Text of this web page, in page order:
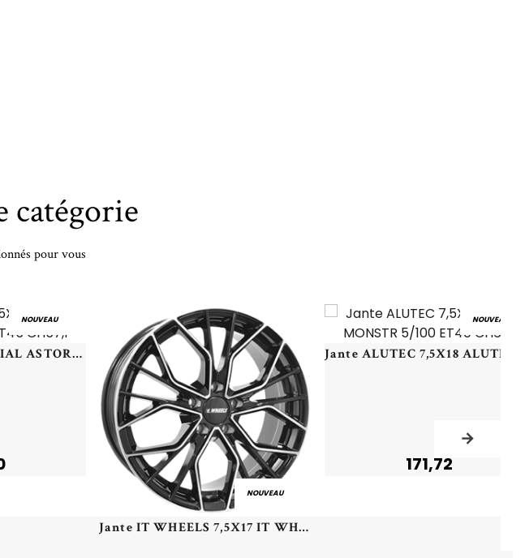
catégorie
pour vous
NOUVEAU
Jante RIAL 7,5X18 RIAL ASTORGA 5/112 ET45 CH57,1
NOUVEAU
Jante IT WHEELS 7,5X17 IT WHEELS TIARA 5/112 ET35 CH66,5
NOUVEAU
171,72